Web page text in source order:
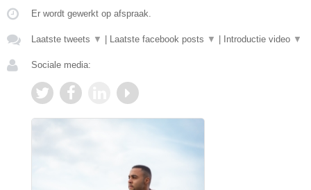
Er wordt gewerkt op afspraak.
Laatste tweets ▼ Laatste facebook posts ▼ Introductie video ▼
Sociale media: